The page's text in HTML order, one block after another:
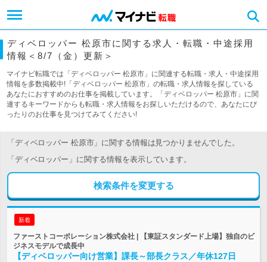
ディベロッパー 松原市に関する求人・転職・中途採用
情報＜8/7（金）更新＞
マイナビ転職では「ディベロッパー 松原市」に関連する転職・求人・中途採用
情報を多数掲載中!「ディベロッパー 松原市」の転職・求人情報を探している
あなたにおすすめのお仕事を掲載しています。「ディベロッパー 松原市」に関
連するキーワードからも転職・求人情報をお探しいただけるので、あなたにぴ
ったりのお仕事を見つけてみてください!
「ディベロッパー 松原市」に関する情報は見つかりませんでした。
「ディベロッパー」に関する情報を表示しています。
検索条件を変更する
新着
ファーストコーポレーション株式会社 | 【東証スタンダード上場】独自のビ
ジネスモデルで成長中
【ディベロッパー向け営業】課長～部長クラス／年休127日